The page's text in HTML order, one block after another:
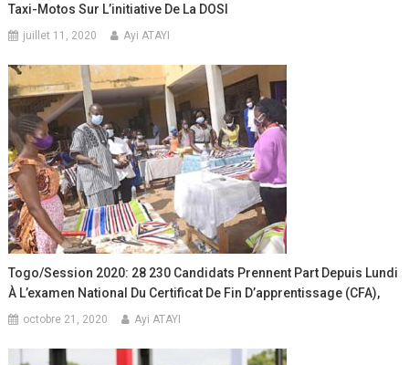
Taxi-Motos Sur L’initiative De La DOSI
juillet 11, 2020 Ayi ATAYI
Togo/Session 2020: 28 230 Candidats Prennent Part Depuis Lundi
À L’examen National Du Certificat De Fin D’apprentissage (CFA),
octobre 21, 2020 Ayi ATAYI